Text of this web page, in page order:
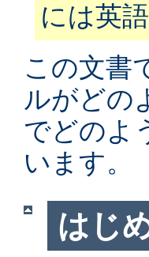
には英
この文書
ルがどの
でどのよ
います。
はじ